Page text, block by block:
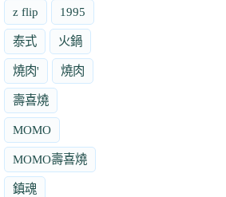
z flip 1995
泰式 火鍋
燒肉' 燒肉
壽喜燒
MOMO
MOMO壽喜燒
鎮魂